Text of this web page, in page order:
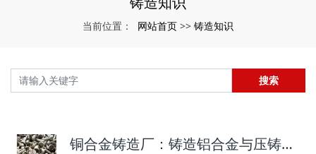
当前位置： 网站首页 >> 铸造知识
搜索
铜合金铸造厂：铸造铝合金与压铸铝合金的不同